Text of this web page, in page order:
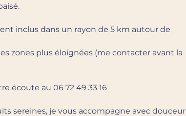
inclus dans un rayon de 5 km autour de
zones plus éloignées (me contacter avant la
écoute au 06 72 49 33 16
sereines, je vous accompagne avec douceur